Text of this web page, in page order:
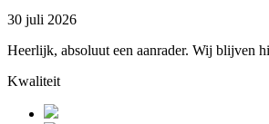
30 juli 2026
Heerlijk, absoluut een aanrader. Wij blijven
Kwaliteit